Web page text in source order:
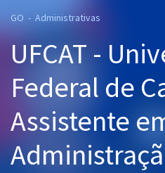
Cursos 20% OFF
Pós
Graduação
OAB
GO - Administrativas
UFCAT -
Federal de
Assistente